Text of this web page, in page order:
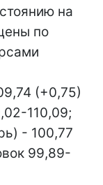
на
по
(+0,75)
110,09;
- 100,77
99,89-